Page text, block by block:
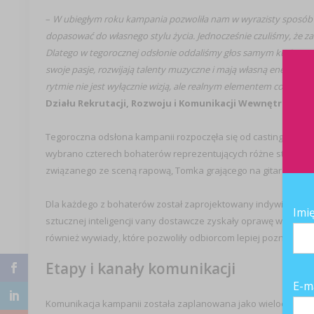
– W ubiegłym roku kampania pozwoliła nam w wyrazisty
dopasować do własnego stylu życia. Jednocześnie czuliśmy,
Dlatego w tegorocznej odsłonie oddaliśmy głos samym
swoje pasje, rozwijają talenty muzyczne i mają własną energię
rytmie nie jest wyłącznie wizją, ale realnym elementem
Działu Rekrutacji, Rozwoju i Komunikacji Wewnętrznej w
Tegoroczna odsłona kampanii rozpoczęła się od castingu
wybrano czterech bohaterów reprezentujących różne style
związanego ze sceną rapową, Tomka grającego na gitarze
Dla każdego z bohaterów został zaprojektowany
sztucznej inteligencji vany dostawcze zyskały oprawę
również wywiady, które pozwoliły odbiorcom lepiej poznać ich
Etapy i kanały komunikacji
Komunikacja kampanii została zaplanowana jako
E-